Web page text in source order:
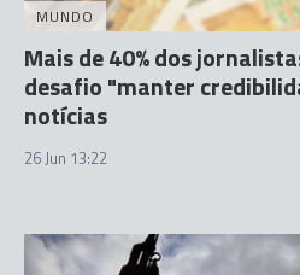
MUNDO
Mais de 40% dos
desafio "manter
notícias
26 Jun 13:22